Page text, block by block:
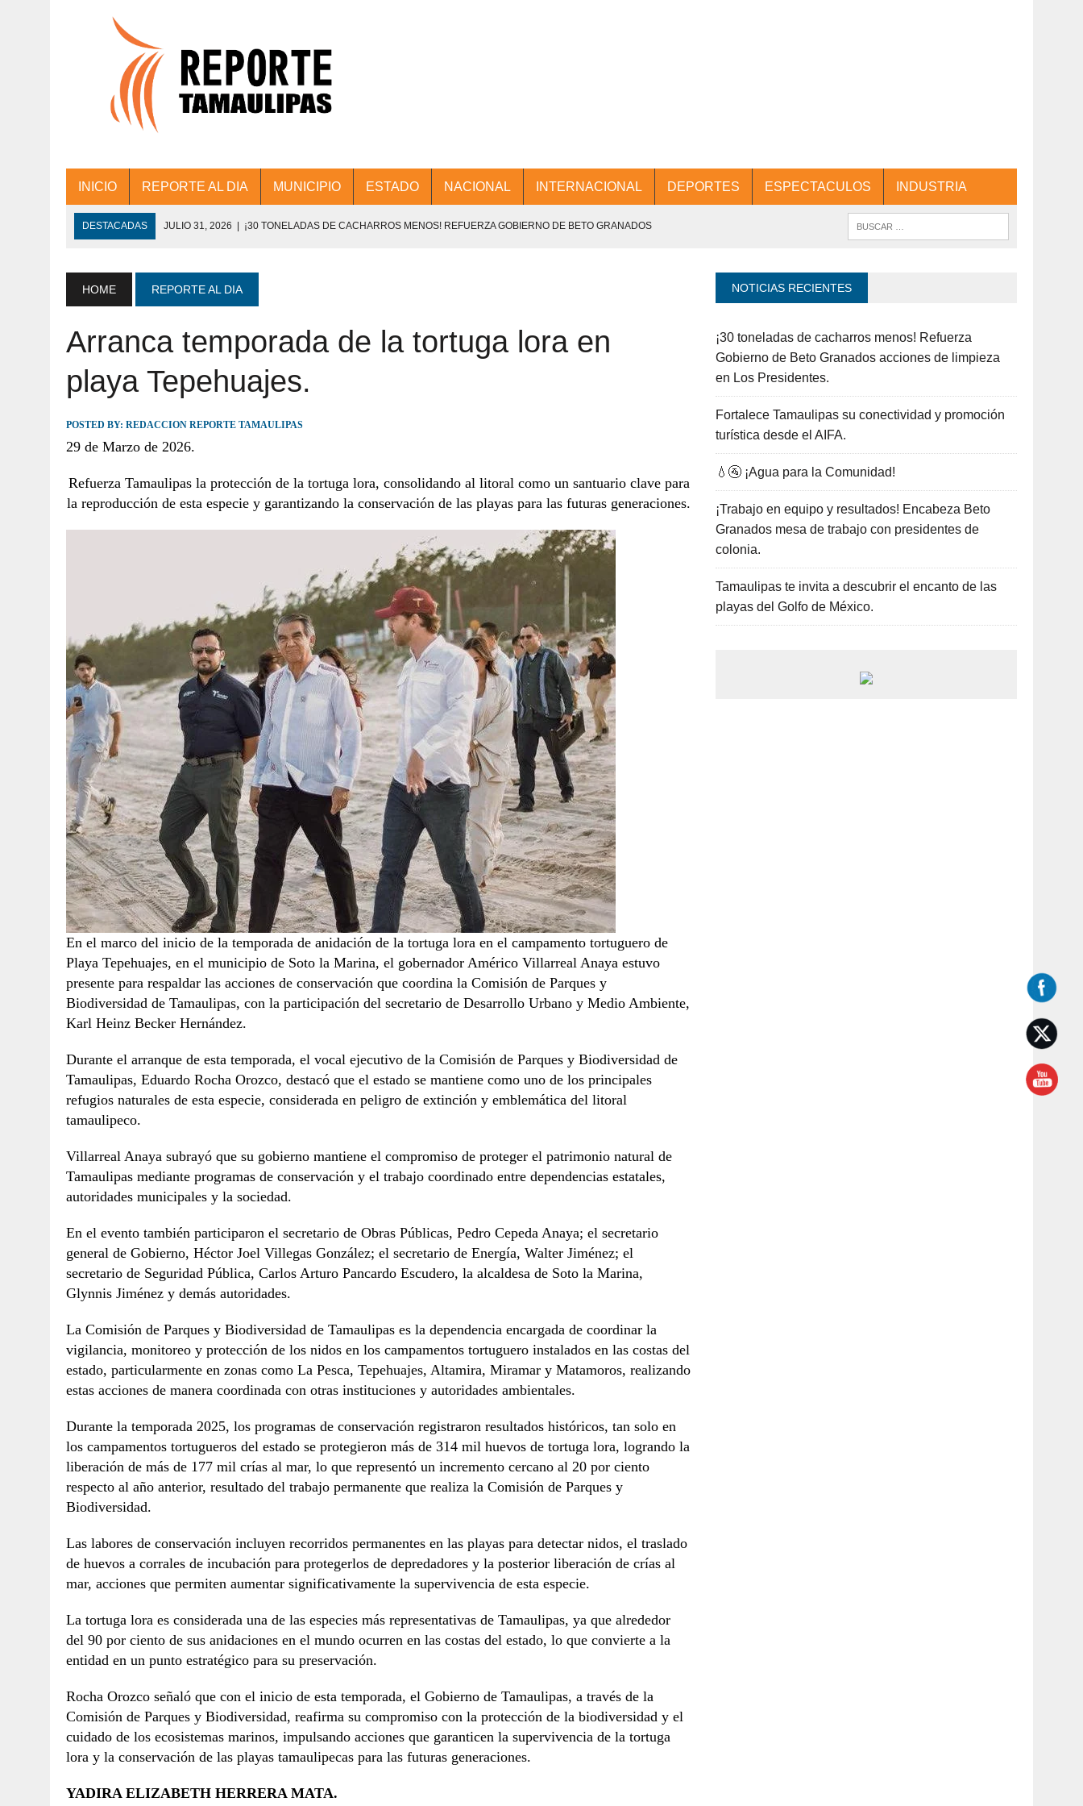
INICIO REPORTE AL DIA MUNICIPIO ESTADO NACIONAL INTERNACIONAL DEPORTES ESPECTACULOS INDUSTRIA
DESTACADAS JULIO 31, 2026 | ¡30 TONELADAS DE CACHARROS MENOS! REFUERZA GOBIERNO DE BETO GRANADOS
JULIO 30, 2026 | 💧🚰 ¡AGUA PARA LA COMUNIDAD!
¡TRABAJO EN EQUIPO Y RESULTADOS! ENCABEZA BETO GRANADOS MESA DE TRABAJO CON PRESIDENTES
JULIO 30, 2026 TAMAULIPAS TE INVITA A DESCUBRIR EL ENCANTO DE LAS PLAYAS DEL GOLFO DE MÉXICO.
HOME REPORTE AL DIA
Arranca temporada de la tortuga lora en
playa Tepehuajes.
POSTED BY: REDACCION REPORTE TAMAULIPAS
29 de Marzo de 2026.
Refuerza Tamaulipas la protección de la tortuga lora, consolidando al litoral como un santuario clave para
la reproducción de esta especie y garantizando la conservación de las playas para las futuras generaciones.
En el marco del inicio de la temporada de anidación de la tortuga lora en el campamento tortuguero de
Playa Tepehuajes, en el municipio de Soto la Marina, el gobernador Américo Villarreal Anaya estuvo
presente para respaldar las acciones de conservación que coordina la Comisión de Parques y
Biodiversidad de Tamaulipas, con la participación del secretario de Desarrollo Urbano y Medio Ambiente,
Karl Heinz Becker Hernández.
Durante el arranque de esta temporada, el vocal ejecutivo de la Comisión de Parques y Biodiversidad de
Tamaulipas, Eduardo Rocha Orozco, destacó que el estado se mantiene como uno de los principales
refugios naturales de esta especie, considerada en peligro de extinción y emblemática del litoral
tamaulipeco.
Villarreal Anaya subrayó que su gobierno mantiene el compromiso de proteger el patrimonio natural de
Tamaulipas mediante programas de conservación y el trabajo coordinado entre dependencias estatales,
autoridades municipales y la sociedad.
En el evento también participaron el secretario de Obras Públicas, Pedro Cepeda Anaya; el secretario
general de Gobierno, Héctor Joel Villegas González; el secretario de Energía, Walter Jiménez; el
secretario de Seguridad Pública, Carlos Arturo Pancardo Escudero, la alcaldesa de Soto la Marina,
Glynnis Jiménez y demás autoridades.
La Comisión de Parques y Biodiversidad de Tamaulipas es la dependencia encargada de coordinar la
vigilancia, monitoreo y protección de los nidos en los campamentos tortuguero instalados en las costas del
estado, particularmente en zonas como La Pesca, Tepehuajes, Altamira, Miramar y Matamoros, realizando
estas acciones de manera coordinada con otras instituciones y autoridades ambientales.
Durante la temporada 2025, los programas de conservación registraron resultados históricos, tan solo en
los campamentos tortugueros del estado se protegieron más de 314 mil huevos de tortuga lora, logrando la
liberación de más de 177 mil crías al mar, lo que representó un incremento cercano al 20 por ciento
respecto al año anterior, resultado del trabajo permanente que realiza la Comisión de Parques y
Biodiversidad.
Las labores de conservación incluyen recorridos permanentes en las playas para detectar nidos, el traslado
de huevos a corrales de incubación para protegerlos de depredadores y la posterior liberación de crías al
mar, acciones que permiten aumentar significativamente la supervivencia de esta especie.
La tortuga lora es considerada una de las especies más representativas de Tamaulipas, ya que alrededor
del 90 por ciento de sus anidaciones en el mundo ocurren en las costas del estado, lo que convierte a la
entidad en un punto estratégico para su preservación.
Rocha Orozco señaló que con el inicio de esta temporada, el Gobierno de Tamaulipas, a través de la
Comisión de Parques y Biodiversidad, reafirma su compromiso con la protección de la biodiversidad y el
cuidado de los ecosistemas marinos, impulsando acciones que garanticen la supervivencia de la tortuga
lora y la conservación de las playas tamaulipecas para las futuras generaciones.
YADIRA ELIZABETH HERRERA MATA.
NOTICIAS RECIENTES
¡30 toneladas de cacharros menos! Refuerza
Gobierno de Beto Granados acciones de limpieza
en Los Presidentes.
Fortalece Tamaulipas su conectividad y promoción
turística desde el AIFA.
💧🚰 ¡Agua para la Comunidad!
¡Trabajo en equipo y resultados! Encabeza Beto
Granados mesa de trabajo con presidentes de
colonia.
Tamaulipas te invita a descubrir el encanto de las
playas del Golfo de México.